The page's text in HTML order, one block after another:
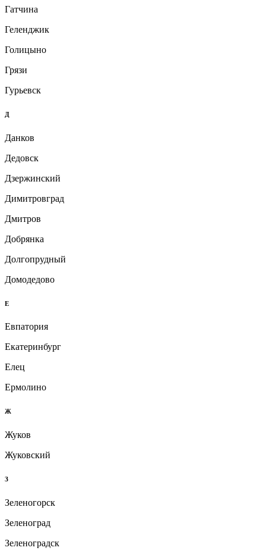
Гатчина
Геленджик
Голицыно
Грязи
Гурьевск
Д
Данков
Дедовск
Дзержинский
Димитровград
Дмитров
Добрянка
Долгопрудный
Домодедово
Е
Евпатория
Екатеринбург
Елец
Ермолино
Ж
Жуков
Жуковский
З
Зеленогорск
Зеленоград
Зеленоградск